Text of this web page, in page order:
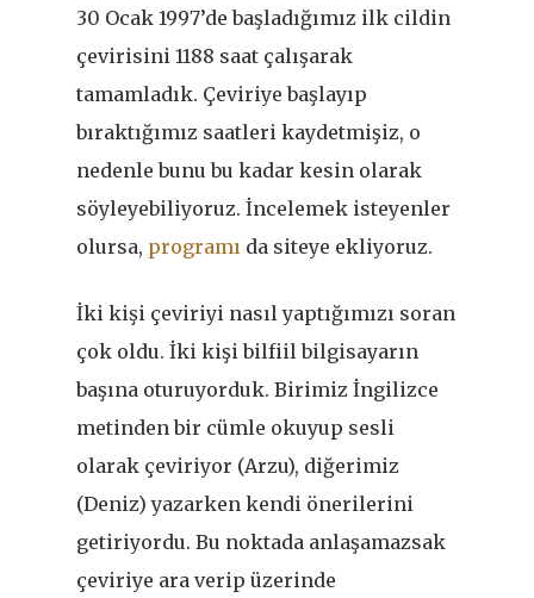
30 Ocak 1997’de başladığımız ilk cildin
çevirisini 1188 saat çalışarak
tamamladık. Çeviriye başlayıp
bıraktığımız saatleri kaydetmişiz, o
nedenle bunu bu kadar kesin olarak
söyleyebiliyoruz. İncelemek isteyenler
olursa, programı da siteye ekliyoruz.
İki kişi çeviriyi nasıl yaptığımızı soran
çok oldu. İki kişi bilfiil bilgisayarın
başına oturuyorduk. Birimiz İngilizce
metinden bir cümle okuyup sesli
olarak çeviriyor (Arzu), diğerimiz
(Deniz) yazarken kendi önerilerini
getiriyordu. Bu noktada anlaşamazsak
çeviriye ara verip üzerinde